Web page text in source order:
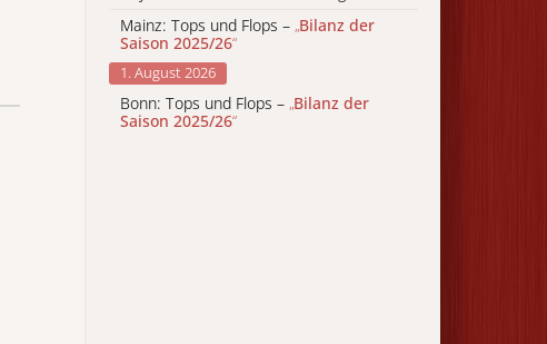
Mainz: Tops und Flops – „Bilanz der
Saison 2025/26“
1. August 2026
Bonn: Tops und Flops – „Bilanz der
Saison 2025/26“